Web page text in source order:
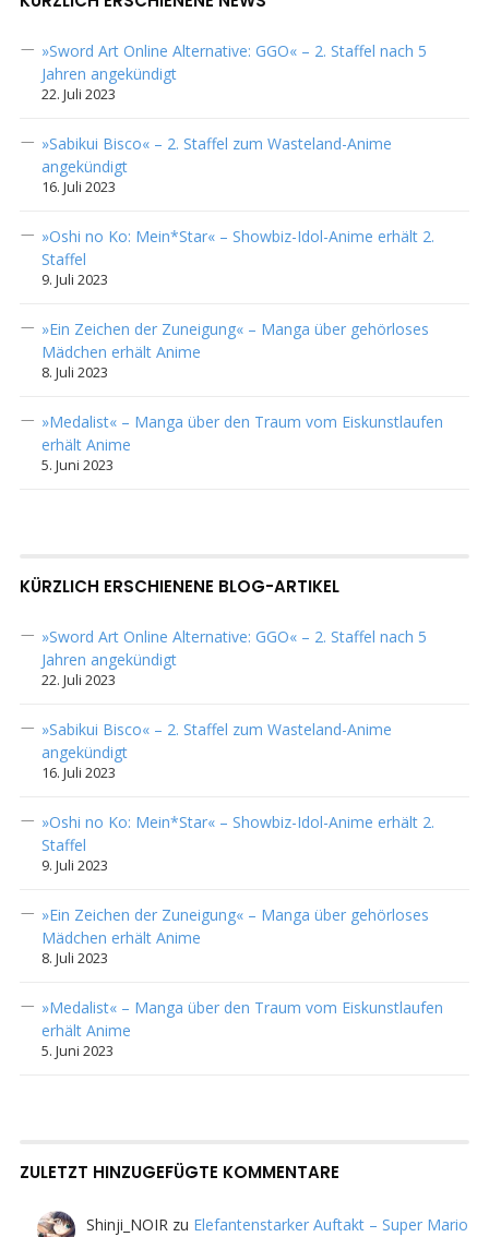
»Sword Art Online Alternative: GGO« – 2. Staffel nach 5
Jahren angekündigt
22. Juli 2023
»Sabikui Bisco« – 2. Staffel zum Wasteland-Anime
angekündigt
16. Juli 2023
»Oshi no Ko: Mein*Star« – Showbiz-Idol-Anime erhält 2.
Staffel
9. Juli 2023
»Ein Zeichen der Zuneigung« – Manga über gehörloses
Mädchen erhält Anime
8. Juli 2023
»Medalist« – Manga über den Traum vom Eiskunstlaufen
erhält Anime
5. Juni 2023
KÜRZLICH ERSCHIENENE BLOG-ARTIKEL
»Sword Art Online Alternative: GGO« – 2. Staffel nach 5
Jahren angekündigt
22. Juli 2023
»Sabikui Bisco« – 2. Staffel zum Wasteland-Anime
angekündigt
16. Juli 2023
»Oshi no Ko: Mein*Star« – Showbiz-Idol-Anime erhält 2.
Staffel
9. Juli 2023
»Ein Zeichen der Zuneigung« – Manga über gehörloses
Mädchen erhält Anime
8. Juli 2023
»Medalist« – Manga über den Traum vom Eiskunstlaufen
erhält Anime
5. Juni 2023
ZULETZT HINZUGEFÜGTE KOMMENTARE
Shinji_NOIR zu Elefantenstarker Auftakt – Super Mario